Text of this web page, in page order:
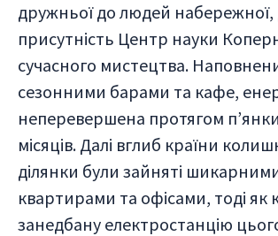
дружньої до людей набережної,
присутність Центр науки
сучасного мистецтва.
сезонними барами та кафе,
неперевершена протягом
місяців. Далі вглиб країни
ділянки були зайняті
квартирами та офісами, тоді як
занедбану електростанцію